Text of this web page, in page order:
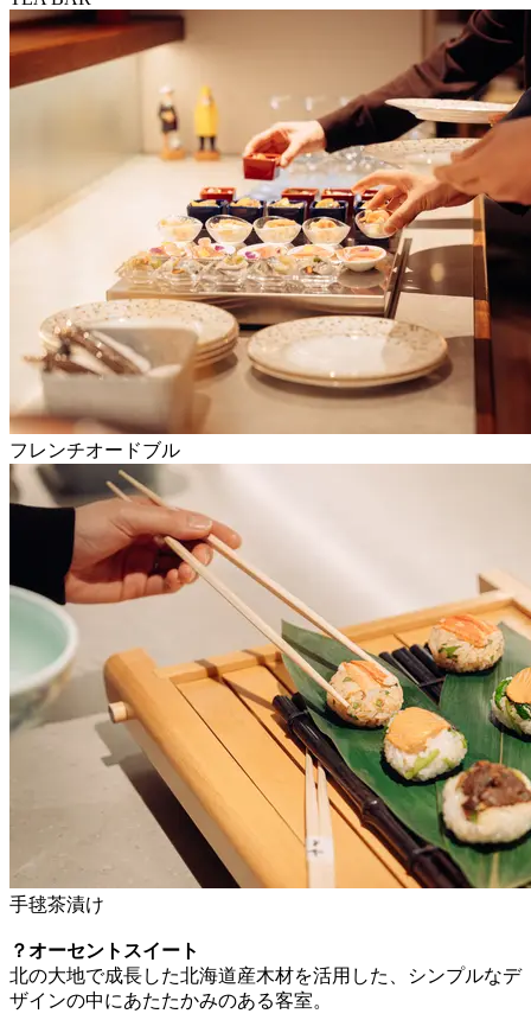
フレンチオードブル
手毬茶漬け
？オーセントスイート
北の大地で成長した北海道産木材を活用した、シンプルなデ
ザインの中にあたたかみのある客室。